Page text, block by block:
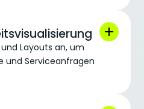
und Layouts an, um
und Serviceanfragen